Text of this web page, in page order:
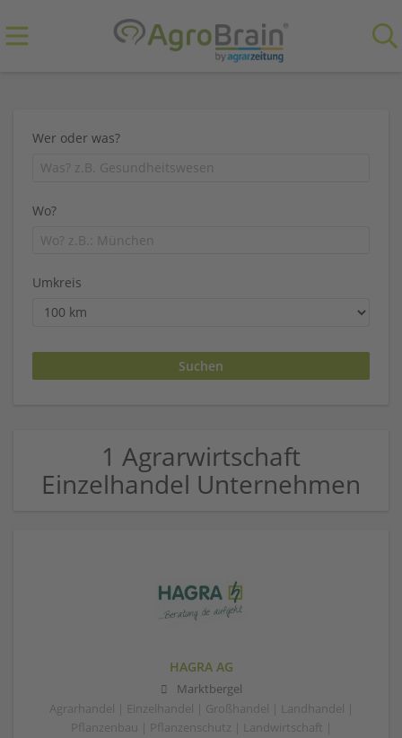
Wer oder was?
Wo?
Umkreis
1 Agrarwirtschaft
Einzelhandel Unternehmen
HAGRA AG
Marktbergel
Agrarhandel | Einzelhandel | Großhandel | Landhandel |
Pflanzenbau | Pflanzenschutz | Landwirtschaft |